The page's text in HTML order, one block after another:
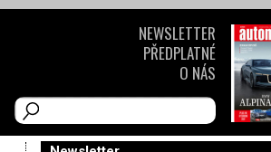
NEWSLETTER
PŘEDPLATNÉ
O NÁS